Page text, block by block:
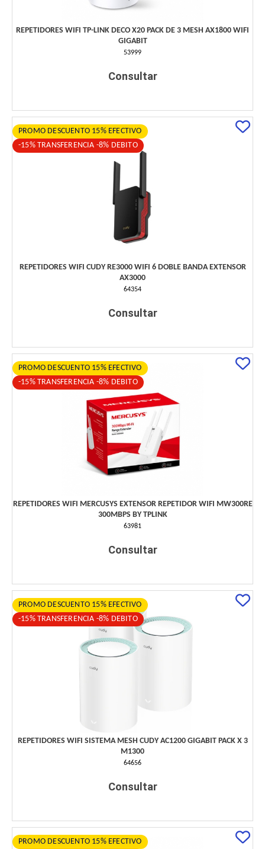
REPETIDORES WIFI TP-LINK DECO X20 PACK DE 3 MESH AX1800 WIFI
GIGABIT
53999
Consultar
PROMO DESCUENTO 15% EFECTIVO
-15% TRANSFERENCIA -8% DEBITO
REPETIDORES WIFI CUDY RE3000 WIFI 6 DOBLE BANDA EXTENSOR
AX3000
64354
Consultar
PROMO DESCUENTO 15% EFECTIVO
-15% TRANSFERENCIA -8% DEBITO
REPETIDORES WIFI MERCUSYS EXTENSOR REPETIDOR WIFI MW300RE
300MBPS BY TPLINK
63981
Consultar
PROMO DESCUENTO 15% EFECTIVO
-15% TRANSFERENCIA -8% DEBITO
REPETIDORES WIFI SISTEMA MESH CUDY AC1200 GIGABIT PACK X 3
M1300
64656
Consultar
PROMO DESCUENTO 15% EFECTIVO